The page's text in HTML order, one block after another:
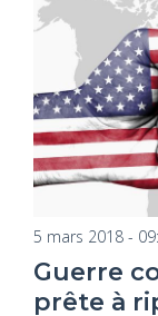
5 mars 2018 -
Guerre
prête à